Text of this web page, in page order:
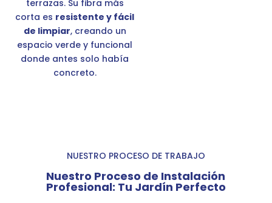
terrazas. Su fibra más
corta es resistente y fácil
de limpiar, creando un
espacio verde y funcional
donde antes solo había
concreto.
NUESTRO PROCESO DE TRABAJO
Nuestro Proceso de Instalación
Profesional: Tu Jardín Perfecto